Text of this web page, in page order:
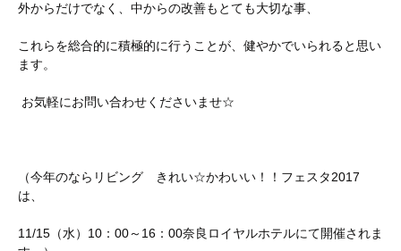
外からだけでなく、中からの改善もとても大切な事、
これらを総合的に積極的に行うことが、健やかでいられると思い
ます。
お気軽にお問い合わせくださいませ☆
（今年のならリビング きれい☆かわいい！！フェスタ2017
は、
11/15（水）10：00～16：00奈良ロイヤルホテルにて開催されま